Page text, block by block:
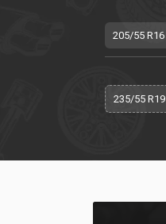
205/55 R16
235/55 R19